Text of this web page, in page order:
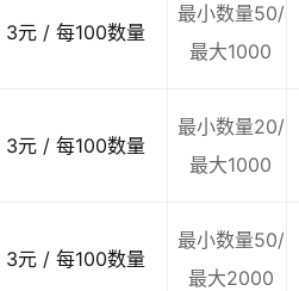
3元 / 每100数量
最小数量50/
最大1000
3元 / 每100数量
最小数量20/
最大1000
3元 / 每100数量
最小数量50/
最大2000